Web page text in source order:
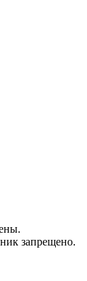
запрещено.